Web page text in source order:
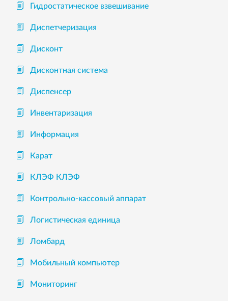
Гидростатическое взвешивание
Диспетчеризация
Дисконт
Дисконтная система
Диспенсер
Инвентаризация
Информация
Карат
КЛЭФ КЛЭФ
Контрольно-кассовый аппарат
Логистическая единица
Ломбард
Мобильный компьютер
Мониторинг